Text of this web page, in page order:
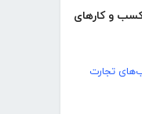
و‌ کارهای
تجارت